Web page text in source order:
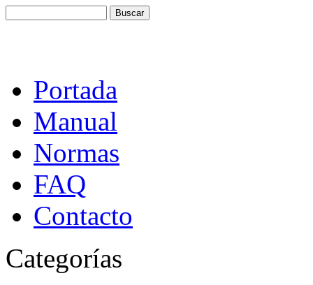
Portada
Manual
Normas
FAQ
Contacto
Categorías